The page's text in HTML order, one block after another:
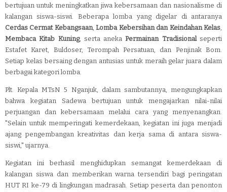
bertujuan untuk meningkatkan jiwa kebersamaan dan nasionalisme di
kalangan siswa-siswi. Beberapa lomba yang digelar di antaranya
Cerdas Cermat Kebangsaan,Lomba Kebersihan dan Keindahan Kelas,
Membaca Kitab Kuning, serta anekaPermainan Tradisionalseperti
Estafet Karet, Buldoser, Terompah Persatuan, dan Penjinak Bom.
Setiap kelas bersaing dengan antusias untuk meraih gelar juara dalam
berbagai kategori lomba.
Plt. Kepala MTsN 5 Nganjuk, dalam sambutannya, mengungkapkan
bahwa kegiatan Sadewa bertujuan untuk mengajarkan nilai-nilai
perjuangan dan kebersamaan melalui cara yang menyenangkan.
"Selain untuk memperingati kemerdekaan, kegiatan ini juga menjadi
ajang pengembangan kreativitas dan kerja sama di antara siswa-
siswi," ujarnya.
Kegiatan ini berhasil menghidupkan semangat kemerdekaan di
kalangan siswa dan memberikan warna tersendiri bagi peringatan
HUT RI ke-79 di lingkungan madrasah. Setiap peserta dan penonton